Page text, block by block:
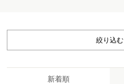
絞り込む
新着順